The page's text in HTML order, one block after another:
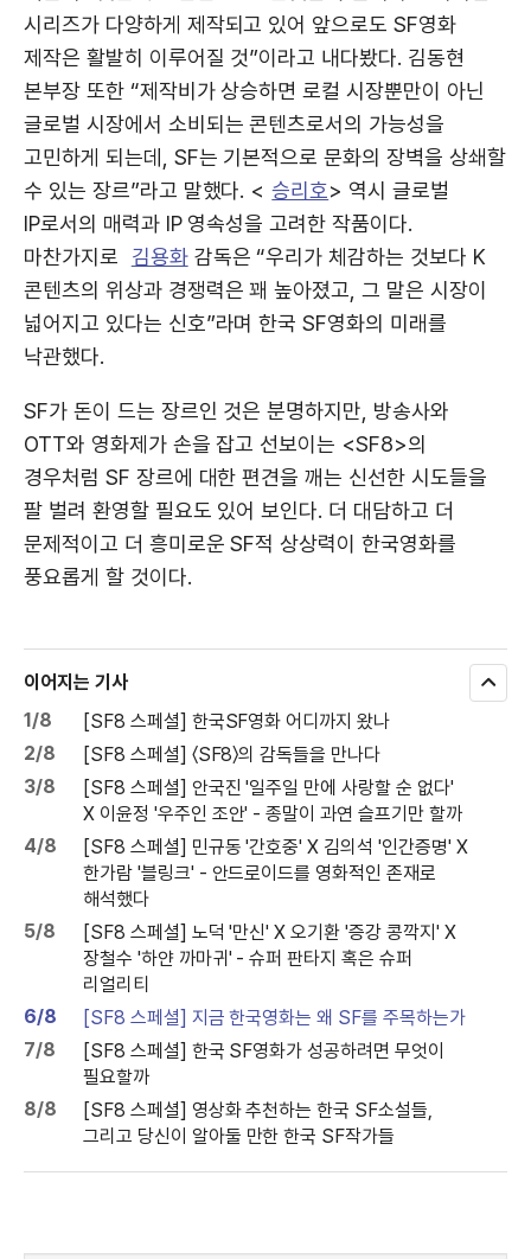
시리즈가 다양하게 제작되고 있어 앞으로도 SF영화
제작은 활발히 이루어질 것”이라고 내다봤다. 김동현
본부장 또한 “제작비가 상승하면 로컬 시장뿐만이 아닌
글로벌 시장에서 소비되는 콘텐츠로서의 가능성을
고민하게 되는데, SF는 기본적으로 문화의 장벽을 상쇄할
수 있는 장르”라고 말했다. < 승리호> 역시 글로벌
IP로서의 매력과 IP 영속성을 고려한 작품이다.
마찬가지로
김용화감독은 “우리가 체감하는 것보다 K
콘텐츠의 위상과 경쟁력은 꽤 높아졌고, 그 말은 시장이
넓어지고 있다는 신호”라며 한국 SF영화의 미래를
낙관했다.
SF가 돈이 드는 장르인 것은 분명하지만, 방송사와
OTT와 영화제가 손을 잡고 선보이는 <SF8>의
경우처럼 SF 장르에 대한 편견을 깨는 신선한 시도들을
팔 벌려 환영할 필요도 있어 보인다. 더 대담하고 더
문제적이고 더 흥미로운 SF적 상상력이 한국영화를
풍요롭게 할 것이다.
이어지는 기사
1/8
[SF8 스페셜] 한국SF영화 어디까지 왔나
2/8
[SF8 스페셜] 〈SF8〉의 감독들을 만나다
3/8
[SF8 스페셜] 안국진 '일주일 만에 사랑할 순 없다'
X 이윤정 '우주인 조안' - 종말이 과연 슬프기만 할까
4/8
[SF8 스페셜] 민규동 '간호중' X 김의석 '인간증명' X
한가람 '블링크' - 안드로이드를 영화적인 존재로
해석했다
5/8
[SF8 스페셜] 노덕 '만신' X 오기환 '증강 콩깍지' X
장철수 '하얀 까마귀' - 슈퍼 판타지 혹은 슈퍼
리얼리티
6/8
[SF8 스페셜] 지금 한국영화는 왜 SF를 주목하는가
7/8
[SF8 스페셜] 한국 SF영화가 성공하려면 무엇이
필요할까
8/8
[SF8 스페셜] 영상화 추천하는 한국 SF소설들,
그리고 당신이 알아둘 만한 한국 SF작가들
모